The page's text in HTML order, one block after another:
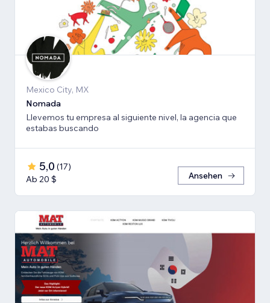
Mexico City, MX
Nomada
Llevemos tu empresa al siguiente nivel, la agencia que
estabas buscando
5,0 (17)
Ab 20 $
Ansehen